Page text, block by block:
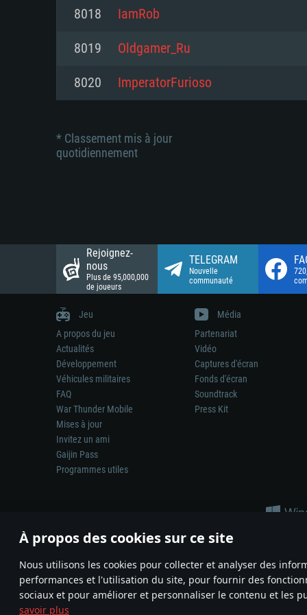
À propos des cookies sur ce site
Nous utilisons les cookies pour collecter et analyser des
performances et l'utilisation du site, pour fournir des
sociaux et pour améliorer et personnaliser le contenu et les
savoir plus
Disque dur: 23.1 Go (client
Disque dur: 62,2 Go (client
Connection: Connexion Internet
Disque dur: 62,2 Go (client
8018 IamRob
8019 Oldgamer_Ru
8020 ImperatorFurioso
* Classement mis à jour
quotidiennement
Rejoignez-
nous
Plus de 95,000,000
de joueurs
TELEGRAM
Nouvelle
communauté
Jeu
A propos du jeu
Actualités
Développement
Véhicules militaires
FAQ
War Thunder Mobile
Mises à jour
Invitez un ami
Gaijin Pass
Programmes utiles
Média
Partenariat
Vidéo
Captures d'écran
Fonds d'écran
Soundtrack
Press Kit
La représentation d’une arme ou d’un véhicule réel dans ce jeu
© 2011—2026 Gaijin Games Kft. All trademarks, logos and brand
Termes et conditions